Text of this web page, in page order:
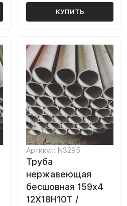
КУПИТЬ
Артикул: N3295
Труба
нержавеющая
бесшовная 159х4
12Х18Н10Т /